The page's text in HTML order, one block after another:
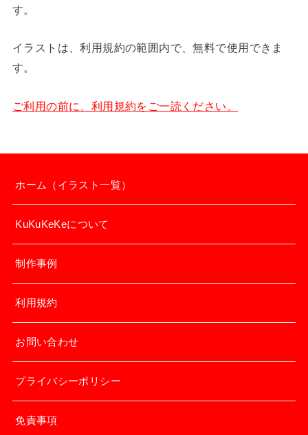
す。
イラストは、利用規約の範囲内で、無料で使用できま
す。
ご利用の前に、利用規約をご一読ください。
ホーム（イラスト一覧）
KuKuKeKeについて
制作事例
利用規約
お問い合わせ
プライバシーポリシー
免責事項